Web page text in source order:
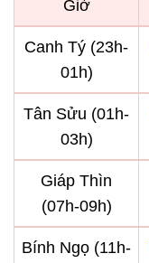
Giờ
Canh Tý (23h-
01h)
Tân Sửu (01h-
03h)
Giáp Thìn
(07h-09h)
Bính Ngọ (11h-